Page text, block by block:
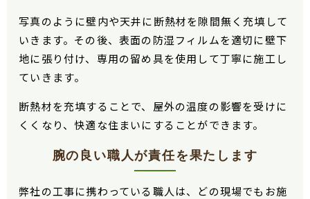
写真のように壁内や天井に断熱材を隙間無く充填して
いきます。その後、表面の防湿フィルムを適切に壁下
地に張り付け、専用の留め具を使用して丁寧に施工し
ていきます。
断熱材を充填することで、屋外の温度の影響を受けに
くくなり、快適な住まいにすることができます。
腕の良い職人が責任を果たします
弊社の工事に携わっている職人は、どの現場でもお施